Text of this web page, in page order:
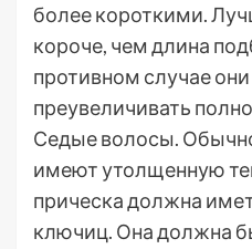
более короткими.
короче, чем длина
противном случае
преувеличивать
Седые волосы.
имеют утолщенную
прическа должна
ключиц. Она должна